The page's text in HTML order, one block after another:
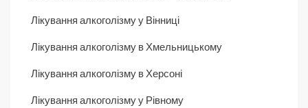
Лікування алкоголізму у Вінниці
Лікування алкоголізму в Хмельницькому
Лікування алкоголізму в Херсоні
Лікування алкоголізму у Рівному